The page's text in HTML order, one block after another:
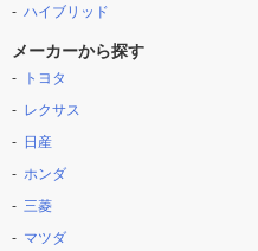
ハイブリッド
メーカーから探す
トヨタ
レクサス
日産
ホンダ
三菱
マツダ